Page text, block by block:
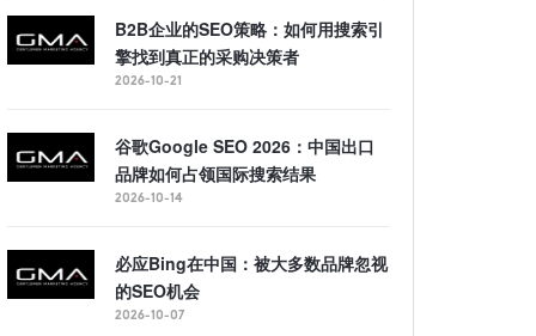
B2B企业的SEO策略：如何用搜索引
擎找到真正的采购决策者
2026-10-21
谷歌Google SEO 2026：中国出口
品牌如何占领国际搜索结果
2026-10-14
必应Bing在中国：被大多数品牌忽视
的SEO机会
2026-10-07